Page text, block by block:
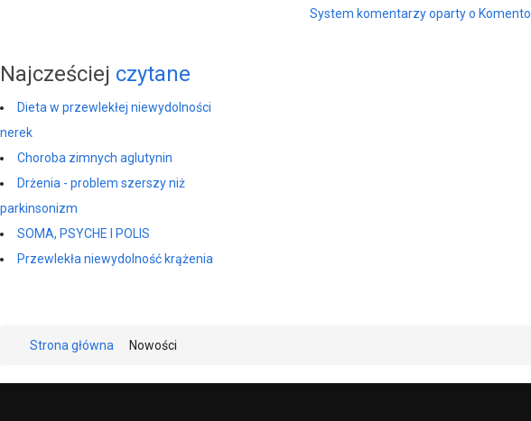
System komentarzy oparty o Komento
Najcześciej czytane
Dieta w przewlekłej niewydolności
nerek
Choroba zimnych aglutynin
Drżenia - problem szerszy niż
parkinsonizm
SOMA, PSYCHE I POLIS
Przewlekła niewydolność krążenia
Strona główna Nowości